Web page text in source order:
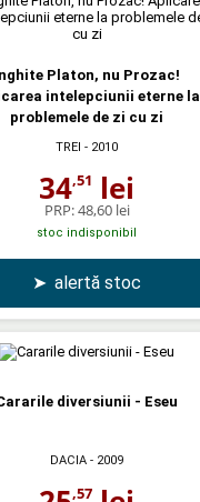
Platon, nu Prozac!
intelepciunii eterne la
problemele de zi cu zi
TREI - 2010
34,51 lei
PRP:48,60 lei
stoc indisponibil
➤ alertă stoc
diversiunii - Eseu
DACIA - 2009
,57